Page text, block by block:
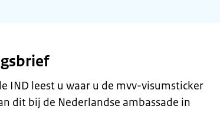
IND leest u waar u de mvv-visumsticker
dit bij de Nederlandse ambassade in